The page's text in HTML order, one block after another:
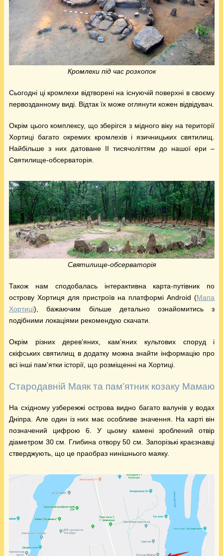
Кромлехи під час розкопок
Сьогодні ці кромлехи відтворені на існуючій поверхні в своєму
первозданному виді. Відтак їх може оглянути кожен відвідувач.
Окрім цього комплексу, що зберігся з мідного віку на території
Хортиці багато окремих кромлехів і язичницьких святилищ.
Найбільше з них датоване II тисячоліттям до нашої ери –
Святилище-обсерваторія.
Святилище-обсерваторія
Також нам сподобалась інтерактивна карта-путівник по
острову Хортиця для пристроїв на платформі Android (Мапа
Хортиці), бажаючим більше детально ознайомитись з
подібними локаціями рекомендую скачати.
Окрім різних дерев’яних, кам’яних культових споруд і
скіфських святилищ в додатку можна знайти інформацію про
всі інші пам’ятки історії, що розміщенні на Хортиці.
Стародавній Маяк та пам’ятник козаку Мамаю
На східному узбережжі острова видно багато валунів у водах
Дніпра. Але один із них має особливе значення. На карті він
позначений цифрою 6. У цьому камені зроблений отвір
діаметром 30 см. Глибина отвору 50 см. Запорізькі краєзнавці
стверджують, що це праобраз нинішнього маяку.